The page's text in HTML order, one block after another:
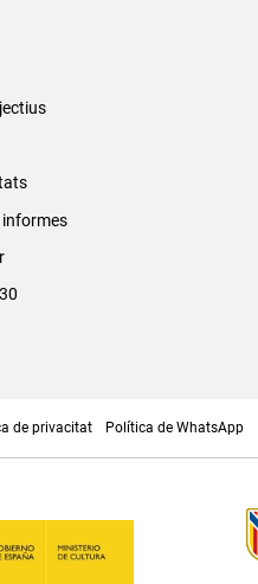
informes
de privacitat Política de WhatsApp